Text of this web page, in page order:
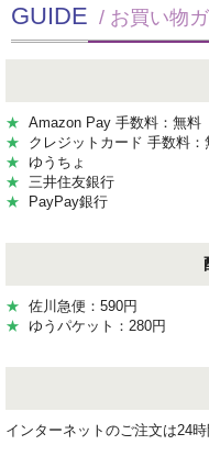
GUIDE / お買い物
★ Amazon Pay 手数料：無料
★ クレジットカード 手数料：
★ ゆうちょ
★ 三井住友銀行
★ PayPay銀行
★ 佐川急便：590円
★ ゆうパケット：280円
インターネットのご注文は24時